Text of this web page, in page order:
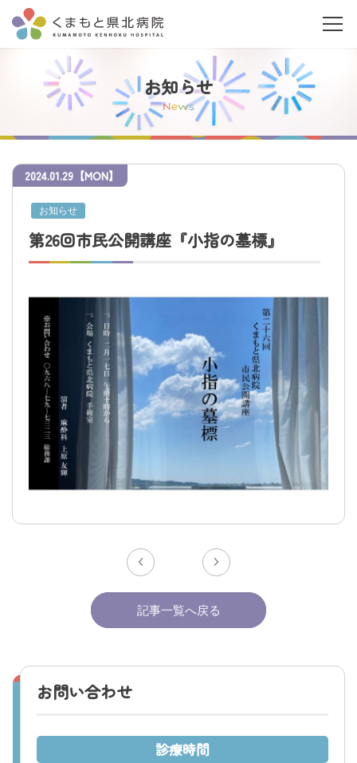
お知らせ
News
2024.01.29 【MON】
お知らせ
第26回市民公開講座『小指の墓標』
記事一覧へ戻る
お問い合わせ
診療時間
当院について
ご利用の皆さまへ
医療関係者の皆さまへ
交通アクセス
採用情報
お問い合わせ
〒865-0005 熊本県玉名市玉名550番地
初診のご相談・お問い合わせ
Tel.0968-73-5000
くまもと県北病院会議室等使用規則（word）
利害関係者との接触等に関する届出書（word）